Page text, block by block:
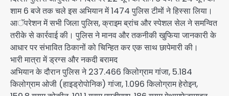
शाम 6 बजे तक चले इस अभियान में 1474 पुलिस टीमों ने हिस्सा लिया।
आॅपरेशन में सभी जिला पुलिस, क्राइम ब्रांच और स्पेशल सेल ने समन्वित
तरीके से कार्रवाई की। पुलिस ने मानव और तकनीकी खुफिया जानकारी के
आधार पर संभावित ठिकानों को चिन्हित कर एक साथ छापेमारी की।
भारी मात्रा में ड्रग्स और नकदी बरामद
अभियान के दौरान पुलिस ने 237.466 किलोग्राम गांजा, 5.184
किलोग्राम ओजी (हाइड्रोपोनिक) गांजा, 1.096 किलोग्राम हेरोइन,